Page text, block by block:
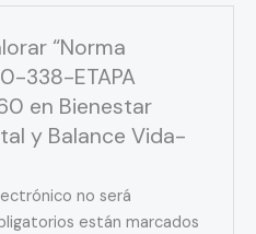
“Norma
338-ETAPA
en Bienestar
y Balance Vida-
no será
están marcados